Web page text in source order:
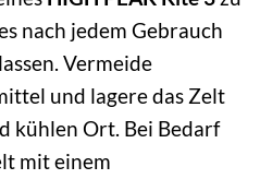
nach jedem Gebrauch
Vermeide
und lagere das Zelt
kühlen Ort. Bei Bedarf
mit einem